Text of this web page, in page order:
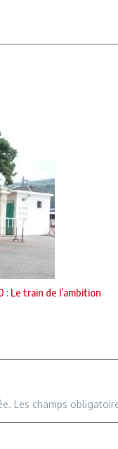
: Le train de l’ambition
Les champs